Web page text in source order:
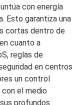
con energía
Esto garantiza una
cortas dentro de
cuanto a
reglas de
en centros
un control
el medio
profundos